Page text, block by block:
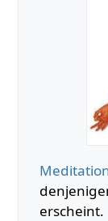
erscheint.